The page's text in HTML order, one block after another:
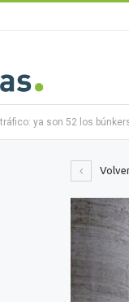
ya son 52 los